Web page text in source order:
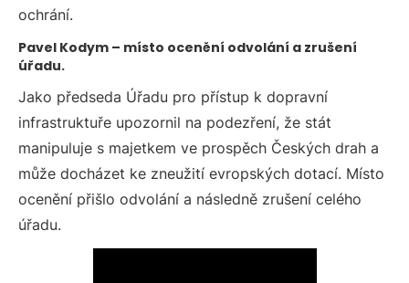
ochrání.
Pavel Kodym – místo ocenění odvolání a zrušení
úřadu.
Jako předseda Úřadu pro přístup k dopravní
infrastruktuře upozornil na podezření, že stát
manipuluje s majetkem ve prospěch Českých drah a
může docházet ke zneužití evropských dotací. Místo
ocenění přišlo odvolání a následně zrušení celého
úřadu.